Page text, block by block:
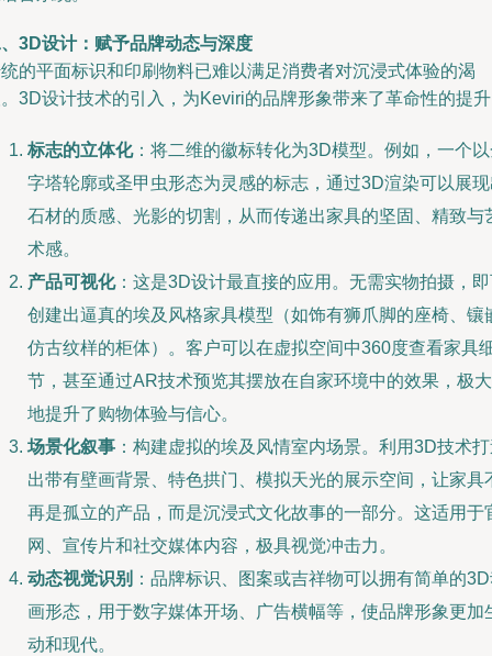
3D设计：赋予品牌动态与深度
的平面标识和印刷物料已难以满足消费者对沉浸式体验的渴
3D设计技术的引入，为Keviri的品牌形象带来了革命性的提
标志的立体化：将二维的徽标转化为3D模型。例如，一个
字塔轮廓或圣甲虫形态为灵感的标志，通过3D渲染可以展
石材的质感、光影的切割，从而传递出家具的坚固、精致与
术感。
产品可视化：这是3D设计最直接的应用。无需实物拍摄，
创建出逼真的埃及风格家具模型（如饰有狮爪脚的座椅、镶
仿古纹样的柜体）。客户可以在虚拟空间中360度查看家具
节，甚至通过AR技术预览其摆放在自家环境中的效果，极大
地提升了购物体验与信心。
场景化叙事 ：构建虚拟的埃及风情室内场景。利用3D技术
出带有壁画背景、特色拱门、模拟天光的展示空间，让家具
再是孤立的产品，而是沉浸式文化故事的一部分。这适用于
网、宣传片和社交媒体内容，极具视觉冲击力。
动态视觉识别 ：品牌标识、图案或吉祥物可以拥有简单的
画形态，用于数字媒体开场、广告横幅等，使品牌形象更加
动和现代。